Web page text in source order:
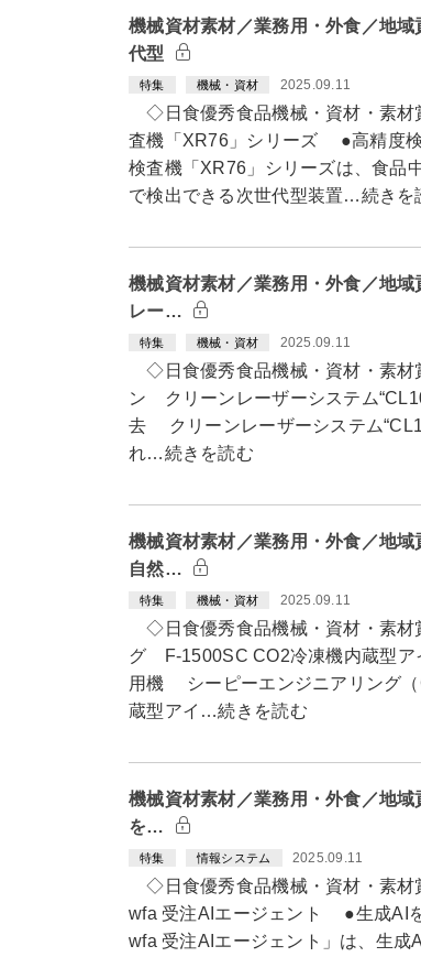
機械資材素材／業務用・外食／地
代型
特集 機械・資材 2025.09.11
◇日食優秀食品機械・資材・素
査機「XR76」シリーズ ●高精度
検査機「XR76」シリーズは、食品
で検出できる次世代型装置…続きを
機械資材素材／業務用・外食／地
レー…
特集 機械・資材 2025.09.11
◇日食優秀食品機械・資材・素
ン クリーンレーザーシステム
去 クリーンレーザーシステム
れ…続きを読む
機械資材素材／業務用・外食／地
自然…
特集 機械・資材 2025.09.11
◇日食優秀食品機械・資材・素
グ F-1500SC CO2冷凍機内蔵型
用機 シーピーエンジニアリング
蔵型アイ…続きを読む
機械資材素材／業務用・外食／地
を…
特集 情報システム 2025.09.11
◇日食優秀食品機械・資材・素
wfa 受注AIエージェント ●生成AI
wfa 受注AIエージェント」は、生成